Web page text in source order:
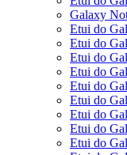
Galaxy
Etui do
Etui do
Etui do
Etui do
Etui do
Etui do
Etui do
Etui do
Etui do